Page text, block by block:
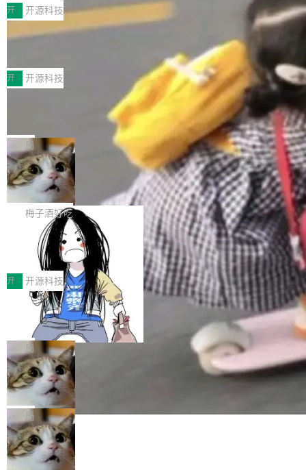
MPComm将作为一种传输引擎接入Mooncake T
ENT，实现零拷贝传输性能提升30%、非零拷贝
传输性能最高提升5倍。UCL-MPComm底层基
于自研UCL-Engine通信引擎，后续腾讯网平将
持续开源更多基于UCL-Engine的高性能通信组
件。 腾讯网平团队在UCL-MPComm中实现了一
个独立于业务线程的全局通信引擎（Engine），
型案例入选名单》，深信服“面向企业研发场景的
开源 AI 编程平台 CoStrict 应用”凭借卓越的技术
创新与落地成效成功入选。 全链路私有化部署，
助力企业AI研发安全落地 当前，越来越多企业已
经开始引入 AI Coding 工具，通过调用公有云模
型或企业内部部署模型提升研发效率。但随着 AI
Coding 从个人辅助工具逐步走向团队级、组织
级应用，企业在规模化落地过程中，对安全性、
可控性和代码质量提出了更高要求。 首先是数据
安全与合规要求。对于大多数普通研发场景，公
有云模型能够满足快速试用和效率提升的需求。
但对于金融、能源、医疗等对数据安全要求较...
开 开源科技
深信服AI算力网关入选工信部人工智能
前不久，工业和信息化部正式发布《2025年人工
智能应用典型案例名单》，集中展示人工智能在
各领域的应用成果，覆盖技术底座、行业赋能、
产品应用、支撑保障、专题等五大方向。深信服
AI算力网关（AI创新平台）成功入选！ 随着各行
各业的Agent走向规模化建设，算力构成形态逐
渐丰富，用户关注的重点也在发生变化：不只是
让AI用起来，还要进一步看清混合算力时代下，
Token花在哪里、算力是否被充分利用，以及持
续增长的AI成本该如何优化。 深信服AI算力网关
正是围绕这些实际问题，从Token治理和成本治
理两个方面，让用户的每一份算力都看得清、管
得住、用得稳、省得下、更安全！ 一、从现在开
始，Token使用一目...
开 开源科技
Jeff Dean 离开 Google：一个时代的结
束，一个实验室的开始
Google 员工编号 20。MapReduce 作者之一。
Bigtable 作者之一。TensorFlow 的作者之一。
Gemini 的架构师。Google 首席科学家。 Jeff D
ean 在 Google 工作了 27 年后，宣布离职。 他
不是一个人走。一同离开的还有 Sanjay Ghema
wat（Google 员工编号 23，Jeff Dean 二十多
年的编程搭档，MapReduce 和 Bigtable 的共同
作者）、Quoc Le（Google 大脑核心成员，Se
q2Seq 和 DocAI 的共同发明人）以及 Oriol Vin
yals（Gemini 联合负责人，AlphaSta...
局
🔥 SolonCode v2026.8.4 发布：界面
字体可调、22 种语言、记忆搜索增强
打开终端就能上岗的全中文编码智能体，这一轮
把「看得清、用母语、记得住」三件事一次补
齐。 SolonCode 是什么 SolonCode 是杭州无
耳科技研发的企业级终端编码智能体——一位全
中文驱动的数字员工，自主理解需求、规划步
骤、编写代码。不挑模型、不挑平台，curl 一行
装完即用。 开源地址：Gitee · GitCode · GitHu
b 安装 支持 Java 8+（8~26）、macOS / Linu
x / Windows / Harmony PC。 # macOS / Linu
x / Harmony PC curl -fsSL https://solon.noea
r.org/solon...
梅子酒好吃
让“代码语义理解”深度释放AI Coding
价值潜能：华为云码道（CodeArts）
代码仓技术解析
一、代码仓深度理解技术的作用与价值 在软件工
程实践中，代码仓是企业核心知识资产的主要载
体。企业级代码仓库通常包含数十万乃至数百万
个文件，其规模远超单次模型调用可承载的上下
文窗口。随着项目规模的持续扩张与代码历史的
不断累积，代码仓中的模块关系、接口契约、业
务逻辑等关键信息往往分散于数十乃至数百个文
件之中，形成高度复杂的知识关联网络。传统的
代码检索手段（如关键词匹配、目录遍历）仅能
在语法层面完成文本定位，难以触及代码的语义
内涵与结构关联，导致开发者使用代码智能体在
理解大规模代码仓时面临显著"代码仓理解"瓶
颈。 代码仓深度理解服务（以下简称" CodeBas
开 开源科技
一条“删库”命令跑 17 小时，算法工程
师删光 89TB 数据只为干私活
最高人民检察院8月4日公布了一起案件：北京一
名90后算法工程师王某，为了给自己接的私活腾
服务器空间，删光了公司AI游戏部门的全部核心
数据。 王某2024年1月入职东城区某科技公司AI
短剧部门，有互联网大厂背景。在公司内部架构
调整期间，部门三次通知全员将数据从A集群迁
移到B集群，王某都回复了"收到"。 他没有迁移
数据。2024年9月3日下午4点，他使用此前登录
的账号密码进入A集群，输入了一条被程序员圈
局
Cloudflare 分享推理优化实践：KV ca
che 量化 + 权重压缩，吞吐量提升 4
1%，成本降 30%
Kimi 和 GLM 是当前最强的大模型系列之一，但
它们有一个共同的问题：太吃显存了。月之暗面
的 Kimi K 系列和智谱的 GLM 都是长上下文、M
oE 架构的大模型，好用到让人上瘾，但 GPU 显
存永远不够用。 Cloudflare 的 Workers AI 团队
局
腾讯混元 Hy ASR3.0preview 发布
腾讯混元正式推出新一代语音识别模型 Hy ASR